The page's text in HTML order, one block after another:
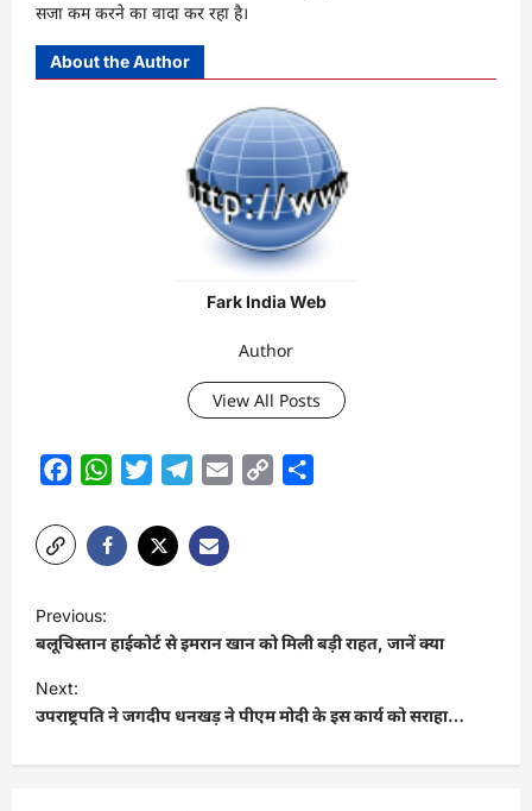
सजा कम करने का वादा कर रहा है।
About the Author
Fark India Web
Author
View All Posts
FacebookWhatsAppTwitterTelegram
Email
Copy
o
s
t
Previous:
बलूचिस्तान हाईकोर्ट से इमरान खान को मिली बड़ी राहत, जानें क्या
Next:
उपराष्ट्रपति ने जगदीप धनखड़ ने पीएम मोदी के इस कार्य को सराहा…